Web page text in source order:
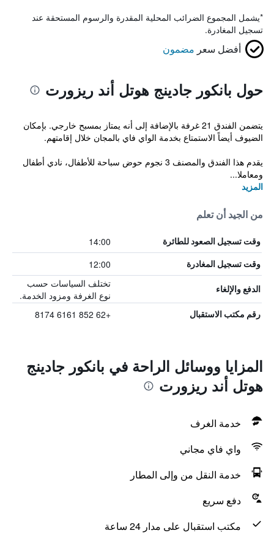
*يشمل المجموع الضرائب المحلية المقدرة والرسوم المستحقة عند
تسجيل المغادرة.
أفضل سعر مضمون
حول بانكور جادينج هوتل أند ريزورت
يتضمن الفندق 21 غرفة بالإضافة إلى أنه يمتاز بمسبح خارجي. بإمكان
الضيوف أيضاً الاستمتاع بخدمة الواي فاي بالمجان خلال إقامتهم.
يقدم هذا الفندق والمصنف 3 نجوم حوض سباحة للأطفال، نادي أطفال
ومعاملا...
المزيد
من الجيد أن تعلم
وقت تسجيل الصعود للطائرة 14:00
وقت تسجيل المغادرة 12:00
الدفع والإلغاء
تختلف السياسات حسب
نوع الغرفة ومزود الخدمة.
رقم مكتب الاستقبال +62 852 6161 8174
المزايا ووسائل الراحة في بانكور جادينج
هوتل أند ريزورت
خدمة الغرف
واي فاي مجاني
خدمة النقل من وإلى المطار
دفع سريع
مكتب استقبال على مدار 24 ساعة